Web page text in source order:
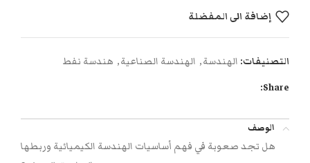
إضافة الى المفضلة
التصنيفات: الهندسة, الهندسة الصناعية, هندسة نفط
Share:
الوصف
هل تجد صعوبة في فهم أساسيات الهندسة الكيميائية وربطها